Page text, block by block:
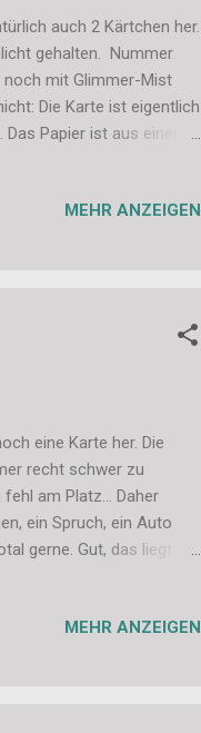
auch 2 Kärtchen her.
gehalten. Nummer
noch mit Glimmer-Mist
Die Karte ist eigentlich
Papier ist aus einem
schon gezeigt habe :
MEHR ANZEIGEN
eine Karte her. Die
recht schwer zu
am Platz... Daher
ein Spruch, ein Auto
gerne. Gut, das liegt
momentan brauche ich
MEHR ANZEIGEN